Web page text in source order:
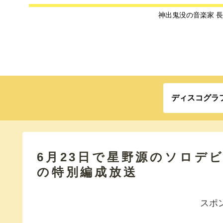
神出鬼没の音楽家
ディスコグラ
6月23日で星野源のソロデ
の特別編成放送
スポ